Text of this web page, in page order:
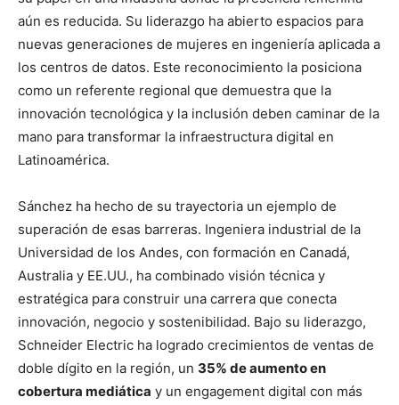
aún es reducida. Su liderazgo ha abierto espacios para
nuevas generaciones de mujeres en ingeniería aplicada a
los centros de datos. Este reconocimiento la posiciona
como un referente regional que demuestra que la
innovación tecnológica y la inclusión deben caminar de la
mano para transformar la infraestructura digital en
Latinoamérica.
Sánchez ha hecho de su trayectoria un ejemplo de
superación de esas barreras. Ingeniera industrial de la
Universidad de los Andes, con formación en Canadá,
Australia y EE.UU., ha combinado visión técnica y
estratégica para construir una carrera que conecta
innovación, negocio y sostenibilidad. Bajo su liderazgo,
Schneider Electric ha logrado crecimientos de ventas de
doble dígito en la región, un 35% de aumento en
cobertura mediática y un engagement digital con más